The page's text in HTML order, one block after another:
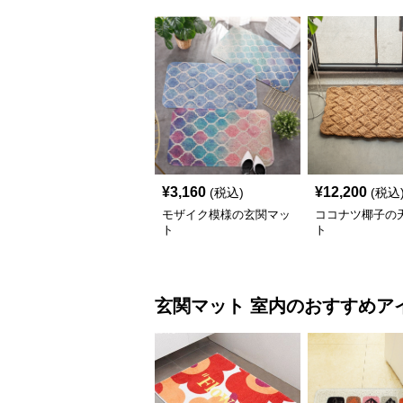
¥3,160 (税込)
モザイク模様の玄関マッ
ト
¥12,200 (税込
ココナツ椰子の
ト
玄関マット 室内のおすすめア